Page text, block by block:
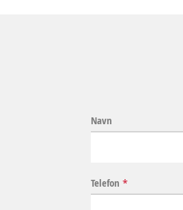
Navn
Telefon *